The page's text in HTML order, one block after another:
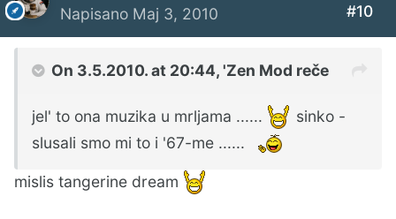
Napisano Maj 3, 2010 #10
On 3.5.2010. at 20:44, 'Zen Mod reče
jel' to ona muzika u mrljama ......
sinko -
slusali smo mi to i '67-me ......
mislis tangerine dream